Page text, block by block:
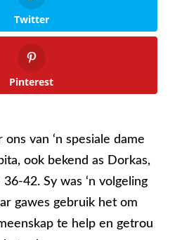
Twitter
Pinterest
ons van ‘n spesiale dame
ook bekend as Dorkas,
42. Sy was ‘n volgeling
gawes gebruik het om
te help en getrou